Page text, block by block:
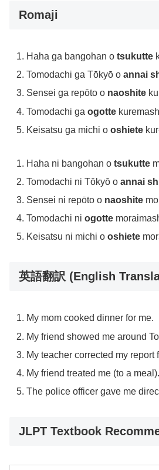
Romaji
Haha ga bangohan otsukutte
Tomodachi ga Tōkyō oannai
Sensei ga repōto o naoshite
Tomodachi gaogotte
Keisatsu ga michi ooshiete
Haha ni bangohan otsukutte
Tomodachi ni Tōkyō oannai
Sensei ni repōto o naoshite
Tomodachi niogotte
Keisatsu ni michi ooshiete
英語翻訳 (English
My mom cooked dinner for me.
My friend showed me around
My teacher corrected my report
My friend treated me (to a meal).
The police officer gave me
JLPT Textbook